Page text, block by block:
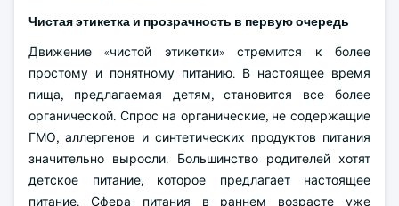
Чистая этикетка и прозрачность в первую очередь
Движение «чистой этикетки» стремится к более
простому и понятному питанию. В настоящее время
пища, предлагаемая детям, становится все более
органической. Спрос на органические, не содержащие
ГМО, аллергенов и синтетических продуктов питания
значительно выросли. Большинство родителей хотят
детское питание, которое предлагает настоящее
питание. Сфера питания в раннем возрасте уже